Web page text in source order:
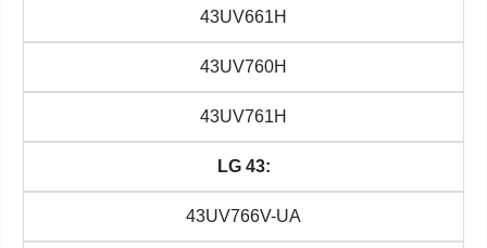
43UV661H
43UV760H
43UV761H
LG 43:
43UV766V-UA